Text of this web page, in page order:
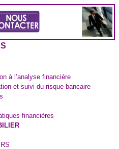
à l’analyse financière
et suivi du risque bancaire
financières